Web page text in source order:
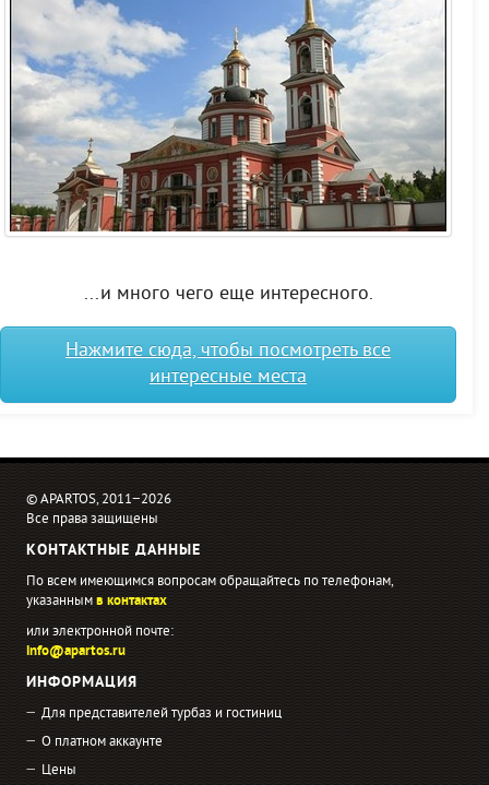
...и много чего еще интересного.
Нажмите сюда, чтобы посмотреть все
интересные места
© APARTOS, 2011−2026
Все права защищены
КОНТАКТНЫЕ ДАННЫЕ
По всем имеющимся вопросам обращайтесь по телефонам,
указаннымв контактах
или электронной почте:
info@apartos.ru
ИНФОРМАЦИЯ
Для представителей турбаз и гостиниц
О платном аккаунте
Цены